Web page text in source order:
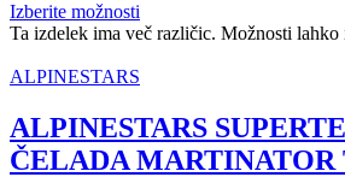
Izberite možnosti
Ta izdelek ima več različic. Možnosti lahko
ALPINESTARS
ALPINESTARS
ČELADA